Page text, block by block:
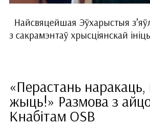
Найсвяцейшая Эўхарыстыя
з сакрамэнтаў хрысціянскай
«Перастань наракаць,
жыць!» Размова з
Кнабітам OSB